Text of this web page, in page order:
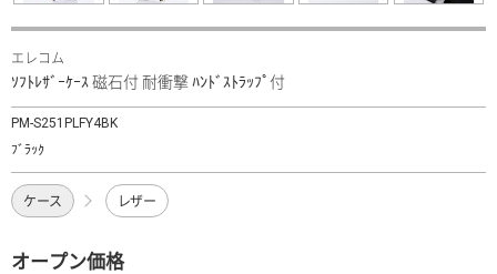
エレコム
ｿﾌﾄﾚｻﾞｰｹｰｽ 磁石付 耐衝撃 ﾊﾝﾄﾞｽﾄﾗｯﾌﾟ付
PM-S251PLFY4BK
ﾌﾞﾗｯｸ
ケース レザー
オープン価格